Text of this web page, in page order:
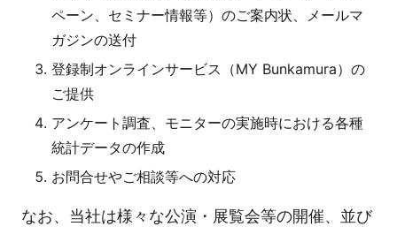
ペーン、セミナー情報等）のご案内状、メールマ
ガジンの送付
登録制オンラインサービス（MY Bunkamura）の
ご提供
アンケート調査、モニターの実施時における各種
統計データの作成
お問合せやご相談等への対応
なお、当社は様々な公演・展覧会等の開催、並び